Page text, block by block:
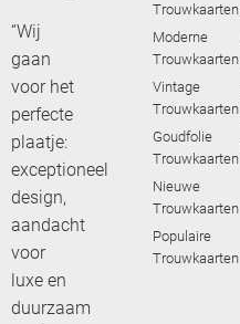
“Wij
gaan
voor het
perfecte
plaatje:
exceptioneel
design,
aandacht
voor
luxe en
duurzaam
Trouwkaarten
Moderne
Trouwkaarten
Vintage
Trouwkaarten
Goudfolie
Trouwkaarten
Nieuwe
Trouwkaarten
Populaire
Trouwkaarten